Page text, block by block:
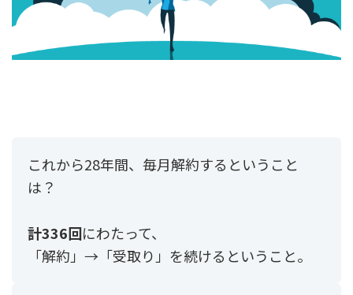
これから28年間、毎月解約するということ
は？
計336回にわたって、
「解約」→「受取り」を続けるということ。